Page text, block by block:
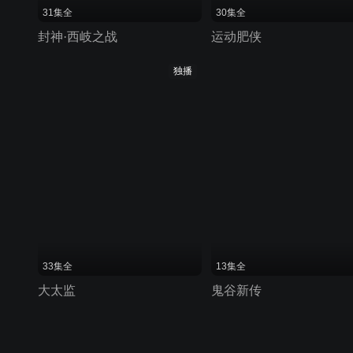
31集全
封神·西岐之战
30集全
运动肥侠
独播
33集全
大太监
13集全
鬼谷新传